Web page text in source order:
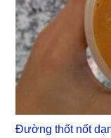
Đường thốt nốt